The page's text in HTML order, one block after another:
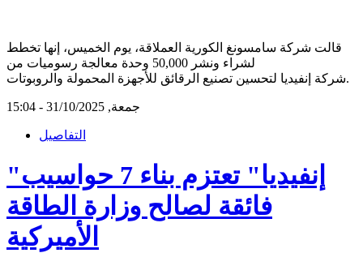
قالت شركة سامسونغ الكورية العملاقة، يوم الخميس، إنها تخطط
لشراء ونشر 50,000 وحدة معالجة رسوميات من
شركة إنفيديا لتحسين تصنيع الرقائق للأجهزة المحمولة والروبوتات.
جمعة, 31/10/2025 - 15:04
التفاصيل
"إنفيديا" تعتزم بناء 7 حواسيب
فائقة لصالح وزارة الطاقة
الأميركية